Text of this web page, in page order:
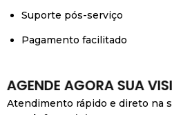
Suporte pós-serviço
Pagamento facilitado
AGENDE AGORA SUA
Atendimento rápido e direto na